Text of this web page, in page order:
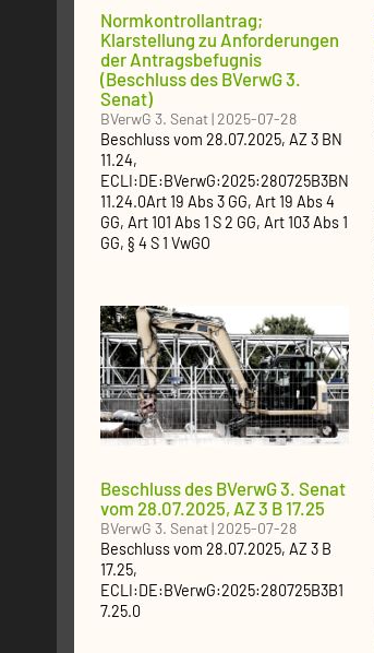
Normkontrollantrag;
Klarstellung zu Anforderungen
der Antragsbefugnis
(Beschluss des BVerwG 3.
Senat)
BVerwG 3. Senat|2025-07-28
Beschlussvom 28.07.2025, AZ3 BN
11.24,
ECLI:DE:BVerwG:2025:280725B3BN
11.24.0Art 19 Abs 3 GG, Art 19 Abs 4
GG, Art 101 Abs 1 S 2 GG, Art 103 Abs 1
GG, § 4 S 1 VwGO
Beschluss des BVerwG 3. Senat
vom 28.07.2025, AZ 3 B 17.25
BVerwG 3. Senat|2025-07-28
Beschlussvom 28.07.2025, AZ3 B
17.25,
ECLI:DE:BVerwG:2025:280725B3B1
7.25.0